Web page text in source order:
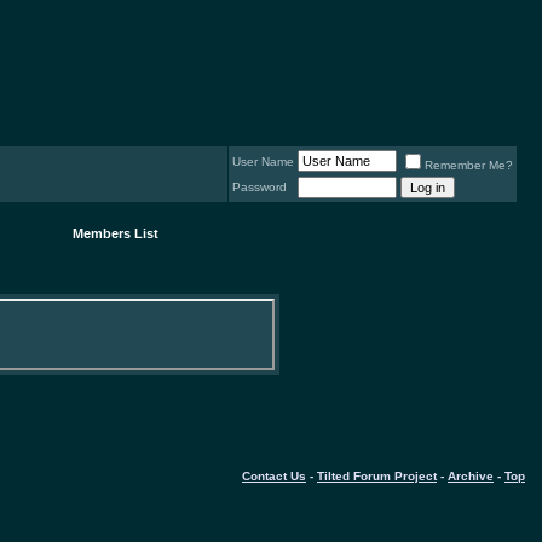
User Name
Remember Me?
Password
Members List
Contact Us - Tilted Forum Project- Archive - Top